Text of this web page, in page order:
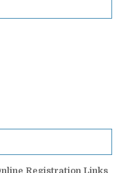
Registration Links